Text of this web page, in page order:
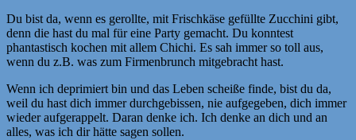
Du bist da, wenn es gerollte, mit Frischkäse gefüllte Zucchini gibt,
denn die hast du mal für eine Party gemacht. Du konntest
phantastisch kochen mit allem Chichi. Es sah immer so toll aus,
wenn du z.B. was zum Firmenbrunch mitgebracht hast.
Wenn ich deprimiert bin und das Leben scheiße finde, bist du da,
weil du hast dich immer durchgebissen, nie aufgegeben, dich immer
wieder aufgerappelt. Daran denke ich. Ich denke an dich und an
alles, was ich dir hätte sagen sollen.